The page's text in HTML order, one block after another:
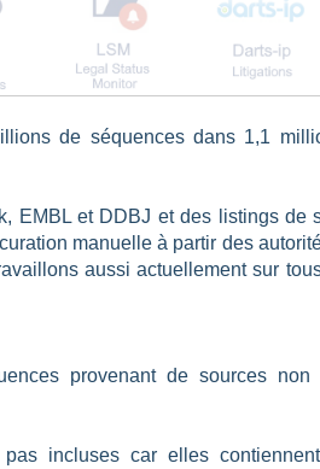
de séquences dans 1,1
EMBL et DDBJ et des listings de
manuelle à partir des
aussi actuellement sur
provenant de sources
incluses car elles